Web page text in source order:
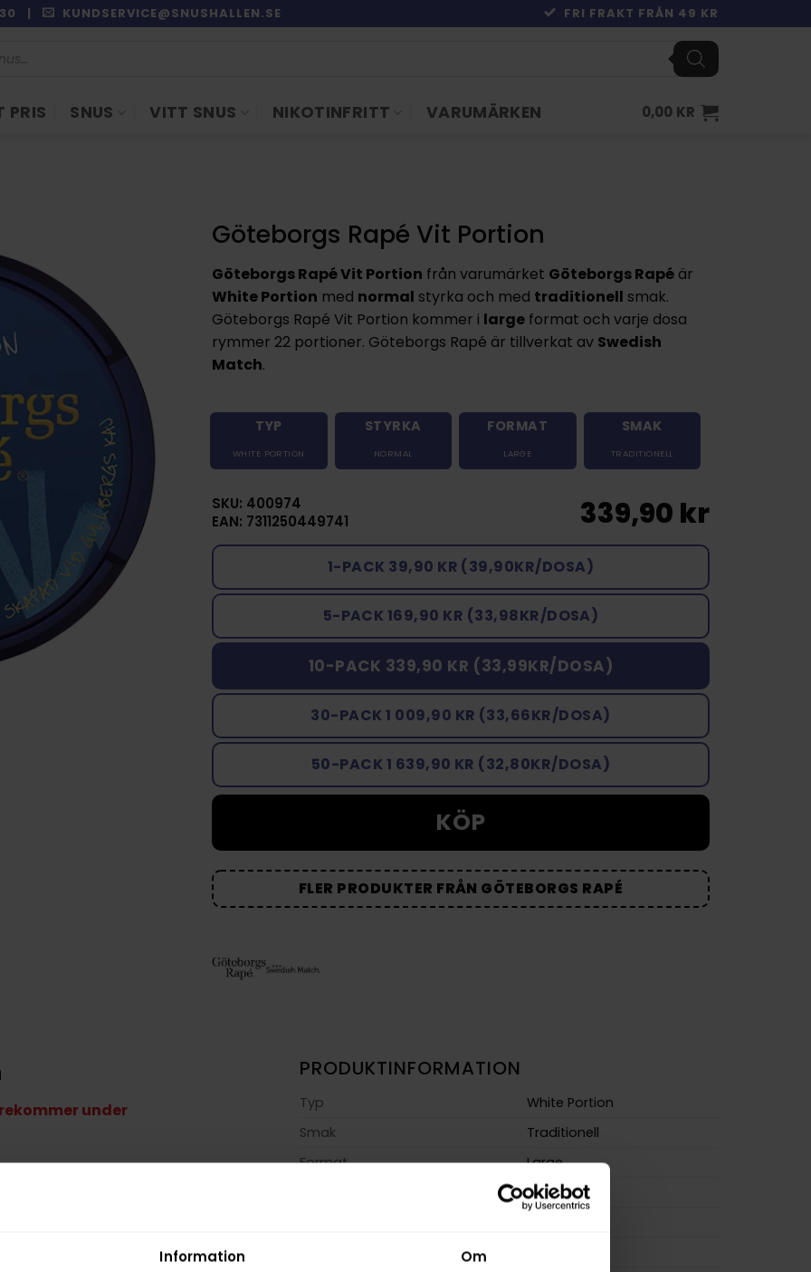
Information Om
| KUNDSERVICE@SNUSHALLEN.SE FRI FRAKT FRÅN 49 KR
PRIS SNUS VITT SNUS NIKOTINFRITT VARUMÄRKEN 0,00 KR
Göteborgs Rapé Vit Portion
Göteborgs Rapé Vit Portion från varumärket Göteborgs Rapé är
White Portion med normal styrka och med traditionell smak.
Göteborgs Rapé Vit Portion kommer i large format och varje dosa
rymmer 22 portioner. Göteborgs Rapé är tillverkat av Swedish
Match.
TYP
WHITE PORTION
STYRKA
NORMAL
FORMAT
LARGE
SMAK
TRADITIONELL
SKU: 400974
EAN: 7311250449741
339,90 kr
1-PACK 39,90 KR (39,90KR/DOSA)
5-PACK 169,90 KR (33,98KR/DOSA)
10-PACK 339,90 KR (33,99KR/DOSA)
30-PACK 1 009,90 KR (33,66KR/DOSA)
50-PACK 1 639,90 KR (32,80KR/DOSA)
KÖP
FLER PRODUKTER FRÅN GÖTEBORGS RAPÉ
under
PRODUKTINFORMATION
Typ
White Portion
Smak
Traditionell
Format
Large
Normal